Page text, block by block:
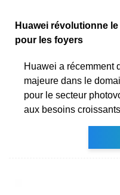
Huawei révolutionne
pour les foyers
Huawei a récemment
majeure dans le
pour le secteur
aux besoins croissants